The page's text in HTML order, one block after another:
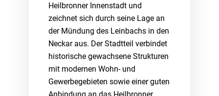
Heilbronner Innenstadt und
zeichnet sich durch seine Lage an
der Mündung des Leinbachs in den
Neckar aus. Der Stadtteil verbindet
historische gewachsene Strukturen
mit modernen Wohn- und
Gewerbegebieten sowie einer guten